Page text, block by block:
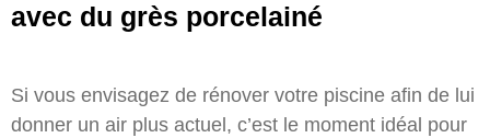
avec du grès porcelainé
Si vous envisagez de rénover votre piscine afin de lui
donner un air plus actuel, c’est le moment idéal pour